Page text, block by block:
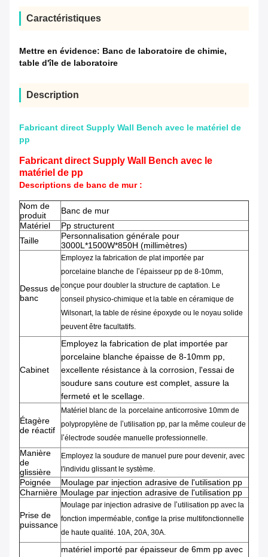
Caractéristiques
Mettre en évidence: Banc de laboratoire de chimie,
table d'île de laboratoire
Description
Fabricant direct Supply Wall Bench avec le matériel de
pp
Fabricant direct Supply Wall Bench avec le
matériel de pp
Descriptions de banc de mur :
Nom de
produit
Banc de mur
Matériel
Pp structurent
Taille
Personnalisation générale pour
3000L*1500W*850H (millimètres)
Dessus de
banc
Employez la fabrication de platimportée par
porcelaine blanche de l'épaisseur pp de 8-10mm,
conçue pour doubler la structure de captation. Le
conseil physico-chimique et la table en céramique de
Wilsonart, la table de résine époxyde ou le noyau solide
peuvent être facultatifs.
Cabinet
Employez la fabrication de plat importée par
porcelaine blanche épaisse de 8-10mm pp,
excellente résistance à la corrosion, l'essai de
soudure sans couture est complet, assure la
fermeté et le scellage.
Étagère
de réactif
Matériel blanc de la porcelaine anticorrosive 10mm de
polypropylène de l'utilisation pp, par la même couleur de
l'électrode soudée manuelle professionnelle.
Manière
de
glissière
Employez la soudure de manuel pure pour devenir, avec
l'individu glissant le système.
Poignée
Moulage par injection adrasive de l'utilisation pp
Charnière Moulage par injection adrasive de l'utilisation pp
Prise de
puissance
Moulage par injection adrasive de l'utilisation pp avec la
fonction imperméable, confige la prise multifonctionnelle
de haute qualité. 10A, 20A, 30A.
matériel importé par épaisseur de 6mm pp avec